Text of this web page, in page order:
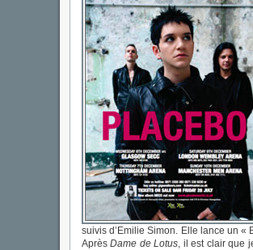
suivis d’Emilie Simon. Elle lance un «
AprèsDame de Lotus, il est clair que